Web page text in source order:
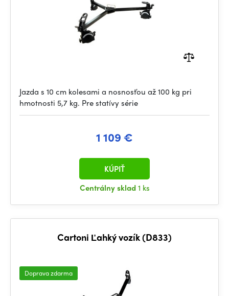
Jazda s 10 cm kolesami a nosnosťou až 100 kg pri
hmotnosti 5,7 kg. Pre statívy série
1 109 €
Centrálny sklad1 ks
KÚPIŤ
Cartoni Ľahký vozík (D833)
Doprava zdarma